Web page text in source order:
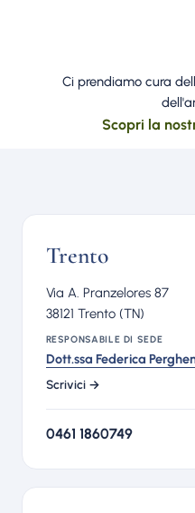
Ci prendiamo cura
Scopri la
Trento
Via A. Pranzelores 87
38121 Trento (TN)
RESPONSABILE DI SEDE
Dott.ssa Federica
Scrivici →
0461 1860749